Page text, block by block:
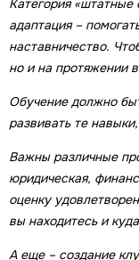
адаптация –
наставничество.
но и на протяжении
Обучение должно
развивать те
Важны различные
юридическая,
оценку
вы находитесь и
А еще – создание